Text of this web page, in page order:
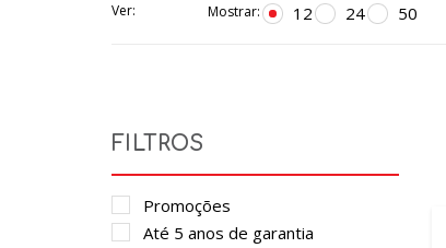
Ver: Mostrar: 12 24 50
FILTROS
Promoções
Até 5 anos de garantia